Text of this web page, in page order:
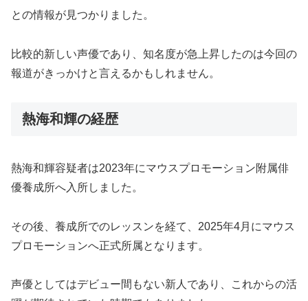
との情報が見つかりました。
比較的新しい声優であり、知名度が急上昇したのは今回の
報道がきっかけと言えるかもしれません。
熱海和輝の経歴
熱海和輝容疑者は2023年にマウスプロモーション附属俳
優養成所へ入所しました。
その後、養成所でのレッスンを経て、2025年4月にマウス
プロモーションへ正式所属となります。
声優としてはデビュー間もない新人であり、これからの活